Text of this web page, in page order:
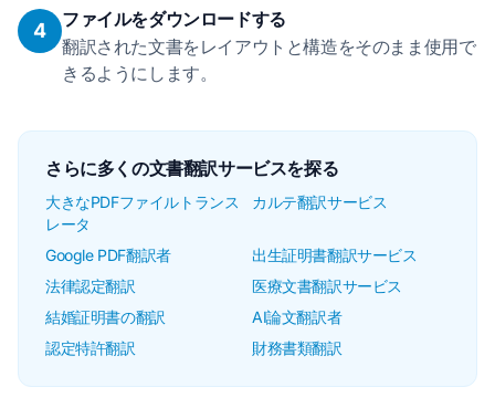
4
ファイルをダウンロードする
翻訳された文書をレイアウトと構造をそのまま使用で
きるようにします。
さらに多くの文書翻訳サービスを探る
大きなPDFファイルトランス
レータ
カルテ翻訳サービス
Google PDF翻訳者
出生証明書翻訳サービス
法律認定翻訳
医療文書翻訳サービス
結婚証明書の翻訳
AI論文翻訳者
認定特許翻訳
財務書類翻訳